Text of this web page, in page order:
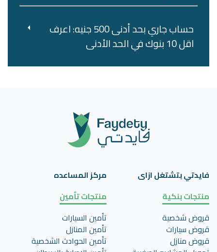
حساب جاري بحد أدنى 500 جنيه: اعرف
اقل 10 بنوك في الحد الأدنى
فايدتي بتشتغل ازاى
مركز المساعده
منتجات بنكية
قروض شخصية
قروض سيارات
قروض منازل
منتجات تأمين
تأمين السيارات
تأمين المنازل
تأمين الحوادث الشخصية